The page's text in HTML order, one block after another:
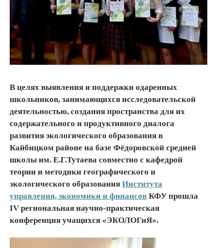
В целях выявления и поддержки одаренных
школьников, занимающихся исследовательской
деятельностью, создания пространства для их
содержательного и продуктивного диалога
развития экологического образования в
Кайбицком районе на базе Фёдоровской средней
школы им. Е.Г.Тутаева совместно с кафедрой
теории и методики географического и
экологического образования Института
управления, экономики и финансов КФУ прошла
IV региональная научно-практическая
конференция учащихся «ЭКОЛОГиЯ».